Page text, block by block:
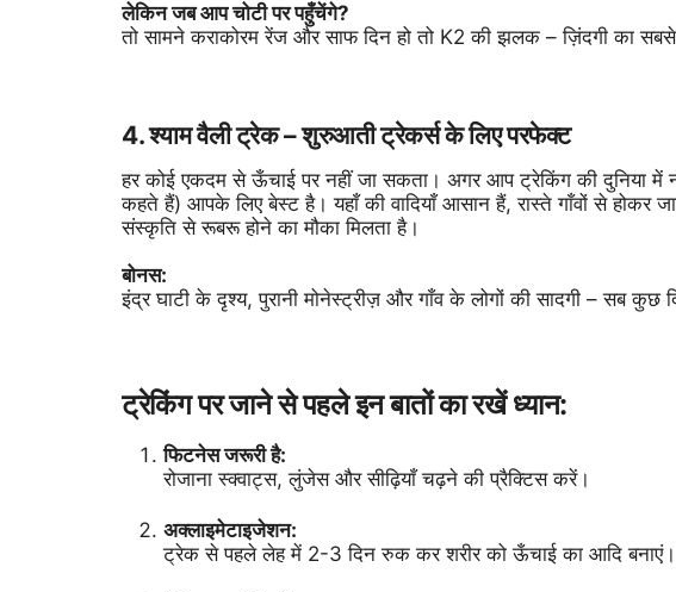
लेकिन जब आप चोटी पर पहुँचेंगे?
तो सामने कराकोरम रेंज और साफ दिन हो तो K2 की झलक – ज़िंदगी का
4. श्याम वैली ट्रेक – शुरुआती ट्रेकर्स के लिए परफेक्ट
हर कोई एकदम से ऊँचाई पर नहीं जा सकता। अगर आप ट्रेकिंग की दुनिया में
कहते हैं) आपके लिए बेस्ट है। यहाँ की वादियाँ आसान हैं, रास्ते गाँवों से होकर
संस्कृति से रूबरू होने का मौका मिलता है।
बोनस:
इंद्र घाटी के दृश्य, पुरानी मोनेस्ट्रीज़ और गाँव के लोगों की सादगी – सब कुछ
ट्रेकिंग पर जाने से पहले इन बातों का रखें ध्यान:
फिटनेस जरूरी है:
रोजाना स्क्वाट्स, लुंजेस और सीढ़ियाँ चढ़ने की प्रैक्टिस करें।
अक्लाइमेटाइजेशन:
ट्रेक से पहले लेह में 2-3 दिन रुक कर शरीर को ऊँचाई का आदि बनाएं।